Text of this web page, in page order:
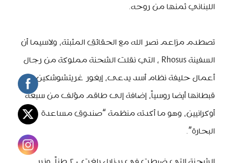
اللبناني ثمنها من روحه.
تصطدم مزاعم نصر الله مع الحقائق المثبتة، ولاسيما أن
السفينة Rhosus ، التي نقلت الشحنة مملوكة من رجال
أعمال حليفة نظام أسد يدعى، إيغور غريتشوشكين
قبطانها أيضا روسياً، إضافة إلى طاقم مؤلف من سبعة
أوكرانيين، وهو ما أكدته منظمة “صندوق مساعدة
البحارة”.